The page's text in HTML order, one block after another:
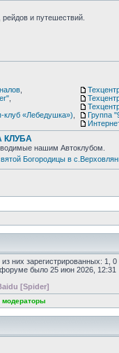
и путешествий.
клуб «Лебедушка»)
Группа
КЛУБА
нашим Автоклубом.
Богородицы в
, из них зарегистрированных: 1,
было 25 июн 2026, 12:31
[Spider]